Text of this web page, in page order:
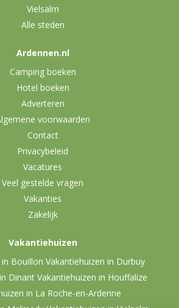
Vielsalm
Alle steden
Ardennen.nl
Camping boeken
Hotel boeken
Adverteren
voorwaarden
Contact
Privacybeleid
Vacatures
Veel gestelde vragen
Vakanties
Zakelijk
Vakantiehuizen
Bouillon Vakantiehuizen in Durbuy
Dinant Vakantiehuizen in Houffalize
in La Roche-en-Ardenne